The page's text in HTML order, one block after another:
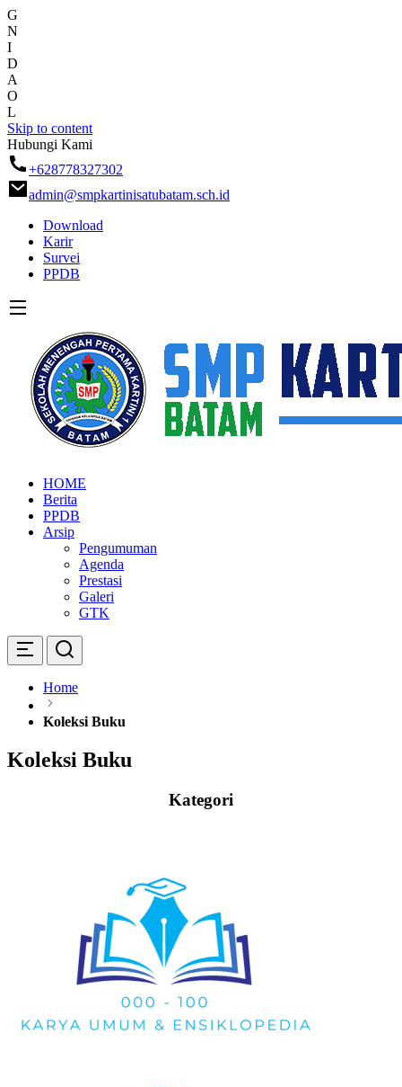
G
N
I
D
A
O
L
Skip to content
Hubungi Kami
+628778327302
admin@smpkartinisatubatam.sch.id
Download
Karir
Survei
PPDB
SMP KARTINI 1 BATAM
Sekolah Menegah Pertama Satu Batam
HOME
Berita
PPDB
Arsip
Pengumuman
Agenda
Prestasi
Galeri
GTK
Home
Koleksi Buku
Koleksi Buku
Kategori